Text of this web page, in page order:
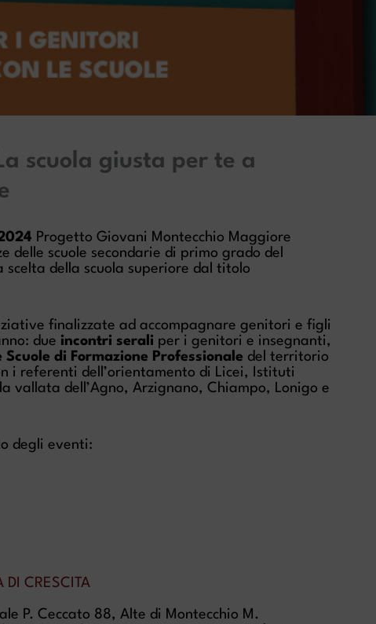
scuola giusta per te a
Progetto Giovani Montecchio Maggiore
delle scuole secondarie di primo grado del
della scuola superiore dal titolo
finalizzate ad accompagnare genitori e figli
due incontri serali per i genitori e insegnanti,
di Formazione Professionale del territorio
i referenti dell’orientamento di Licei, Istituti
vallata dell’Agno, Arzignano, Chiampo, Lonigo e
degli eventi:
DI CRESCITA
P. Ceccato 88, Alte di Montecchio M.